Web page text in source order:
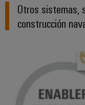
Otros sistemas,
construcción